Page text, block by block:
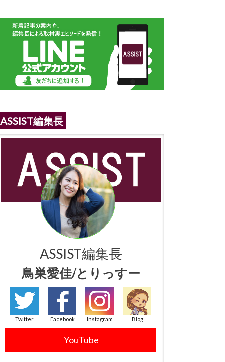
ASSIST編集長
ASSIST編集長
鳥巣愛佳/とりっすー
Twitter Facebook Instagram Blog
YouTube